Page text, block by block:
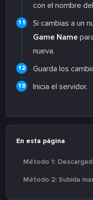
con el nombre
Si cambias a un
Game Name
nueva.
Guarda los
Inicia el servidor.
En esta página
Método 1:
Método 2: Subida